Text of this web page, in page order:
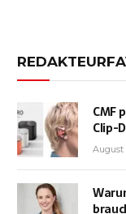
CMF
Clip-
August